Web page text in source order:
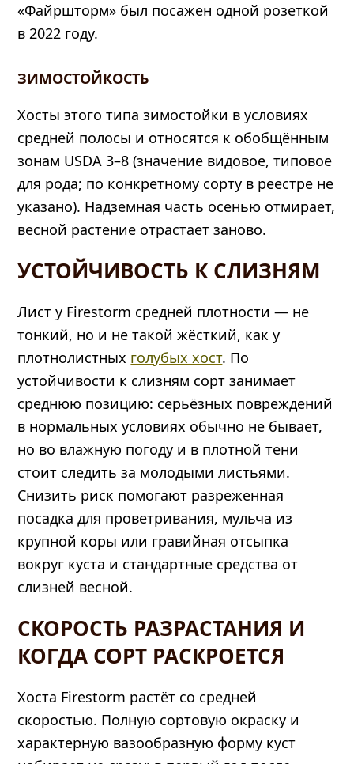
«Файршторм» был посажен одной розеткой
в 2022 году.
ЗИМОСТОЙКОСТЬ
Хосты этого типа зимостойки в условиях
средней полосы и относятся к обобщённым
зонам USDA 3–8 (значение видовое, типовое
для рода; по конкретному сорту в реестре не
указано). Надземная часть осенью отмирает,
весной растение отрастает заново.
УСТОЙЧИВОСТЬ К СЛИЗНЯМ
Лист у Firestorm средней плотности — не
тонкий, но и не такой жёсткий, как у
плотнолистных голубых хост. По
устойчивости к слизням сорт занимает
среднюю позицию: серьёзных повреждений
в нормальных условиях обычно не бывает,
но во влажную погоду и в плотной тени
стоит следить за молодыми листьями.
Снизить риск помогают разреженная
посадка для проветривания, мульча из
крупной коры или гравийная отсыпка
вокруг куста и стандартные средства от
слизней весной.
СКОРОСТЬ РАЗРАСТАНИЯ И
КОГДА СОРТ РАСКРОЕТСЯ
Хоста Firestorm растёт со средней
скоростью. Полную сортовую окраску и
характерную вазообразную форму куст